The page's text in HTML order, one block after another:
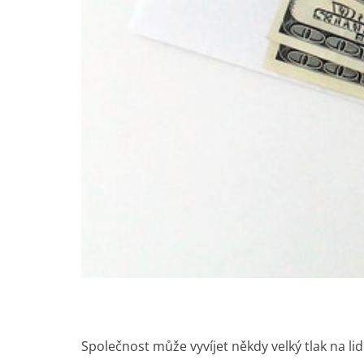
Společnost může vyvíjet někdy velký tlak na